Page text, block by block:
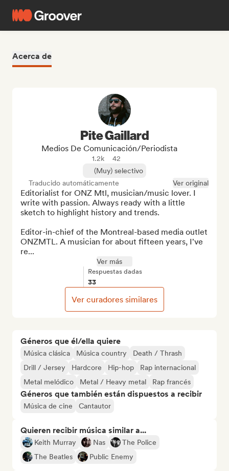
Acerca de
Géneros que él/ella quiere
Música clásica Música country
Death / Thrash
Drill / Jersey
Hardcore Hip-hop
Rap internacional
Metal melódico
Metal / Heavy metal Rap francés
Géneros que también están dispuestos a recibir
Música de cine Cantautor
Quieren recibir música similar a...
Keith Murray Nas
The Police
The Beatles
Public Enemy
Pite Gaillard
Medios De Comunicación/Periodista
1.2k
42
(Muy) selectivo
Traducido automáticamente
Ver original
Editorialist for ONZ Mtl, musician/music lover. I
write with passion. Always ready with a little
sketch to highlight history and trends.
Editor-in-chief of the Montreal-based media outlet
ONZMTL. A musician for about fifteen years, I've
re...
Ver más
Respuestas dadas
33
Ver curadores similares